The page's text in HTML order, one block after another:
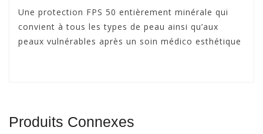
Une protection FPS 50 entièrement minérale qui
convient à tous les types de peau ainsi qu’aux
peaux vulnérables après un soin médico esthétique
Produits Connexes